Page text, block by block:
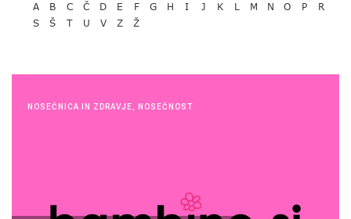
A B C Č D E F G H I J K L M N O P
R
S
Š T U V Z Ž
NOSEČNICA IN ZDRAVJE NOSEČNOST